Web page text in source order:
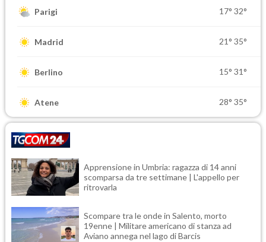
Parigi 17° 32°
Madrid 21° 35°
Berlino 15° 31°
Atene 28° 35°
Apprensione in Umbria: ragazza di 14 anni
scomparsa da tre settimane | L'appello per
ritrovarla
Scompare tra le onde in Salento, morto
19enne | Militare americano di stanza ad
Aviano annega nel lago di Barcis